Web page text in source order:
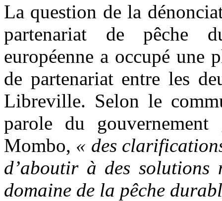
La question de la
partenariat de pêche
européenne a occupé une
de partenariat entre les
Libreville. Selon le
parole du
Mombo, « des
d’aboutir à des solutions
domaine de la pêche